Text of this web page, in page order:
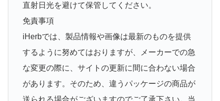
直射日光を避けて保管してください。
免責事項
iHerbでは、製品情報や画像は最新のものを提供
するように努めてはおりますが、メーカーでの急
な変更の際に、サイトの更新に間に合わない場合
があります。そのため、違うパッケージの商品が
送られる場合がございますのでご了承下さい。当